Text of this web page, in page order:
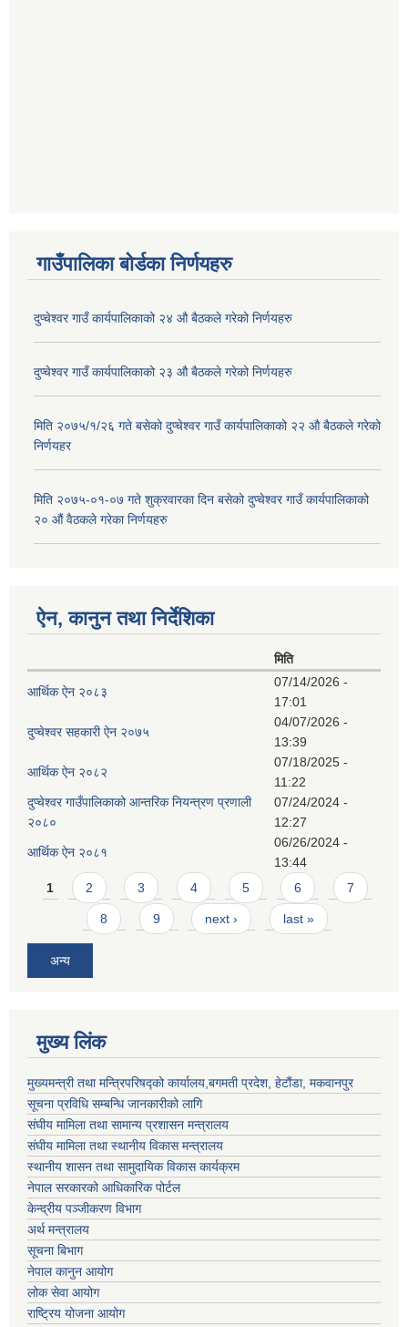
गाउँपालिका बोर्डका निर्णयहरु
दुप्चेश्वर गाउँ कार्यपालिकाको २४ औ बैठकले गरेको निर्णयहरु
दुप्चेश्वर गाउँ कार्यपालिकाको २३ औ बैठकले गरेको निर्णयहरु
मिति २०७५/१/२६ गते बसेको दुप्चेश्वर गाउँ कार्यपालिकाको २२ औ बैठकले गरेको
निर्णयहर
मिति २०७५-०१-०७ गते शुक्रवारका दिन बसेको दुप्चेश्वर गाउँ कार्यपालिकाको
२० औं वैठकले गरेका निर्णयहरु
ऐन, कानुन तथा निर्देशिका
मिति
आर्थिक ऐन २०८३
07/14/2026 -
17:01
दुप्चेश्वर सहकारी ऐन २०७५
04/07/2026 -
13:39
आर्थिक ऐन २०८२
07/18/2025 -
11:22
दुप्चेश्वर गाउँपालिकाको आन्तरिक नियन्त्रण प्रणाली
२०८०
07/24/2024 -
12:27
आर्थिक ऐन २०८१
06/26/2024 -
13:44
Pages
1 2 3 4 5 6 7
8 9 next › last »
अन्य
मुख्य लिंक
मुख्यमन्त्री तथा मन्त्रिपरिषद्को कार्यालय,बगमती प्रदेश, हेटौंडा, मकवानपुर
सूचना प्रविधि सम्बन्धि जानकारीको लागि
संघीय मामिला तथा सामान्य प्रशासन मन्त्रालय
संघीय मामिला तथा स्थानीय विकास मन्त्रालय
स्थानीय शासन तथा सामुदायिक विकास कार्यक्रम
नेपाल सरकारको आधिकारिक पोर्टल
केन्द्रीय पञ्जीकरण विभाग
अर्थ मन्त्रालय
सूचना बिभाग
नेपाल कानुन आयोग
लोक सेवा आयोग
राष्ट्रिय योजना आयोग